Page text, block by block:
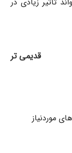
قدیمی تر
موردنیاز